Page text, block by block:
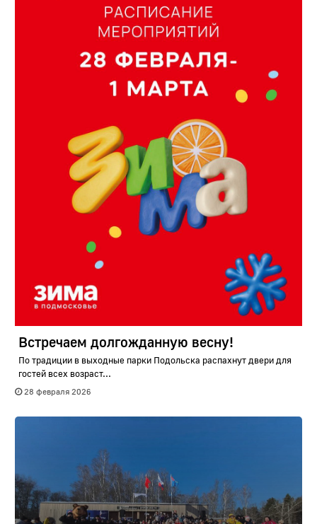
Встречаем долгожданную весну!
По традиции в выходные парки Подольска распахнут двери для
гостей всех возраст...
28 февраля 2026